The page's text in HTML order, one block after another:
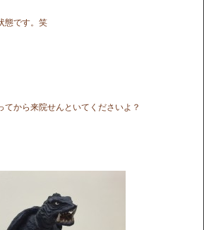
態です。笑
てから来院せんといてくださいよ？